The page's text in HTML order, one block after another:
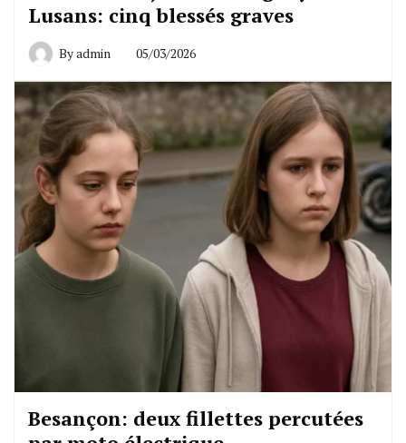
Lusans: cinq blessés graves
Byadmin 05/03/2026
Besançon: deux fillettes percutées